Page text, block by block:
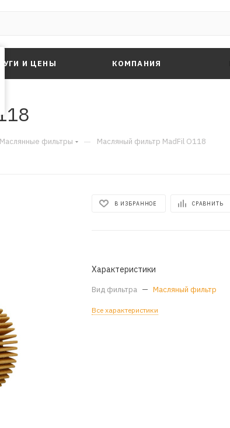
И ЦЕНЫ КОМПАНИЯ
Маслянные фильтры — Масляный фильтр MadFil O118
В ИЗБРАННОЕ СРАВНИТЬ
Характеристики
Вид фильтра — Масляный фильтр
Все характеристики